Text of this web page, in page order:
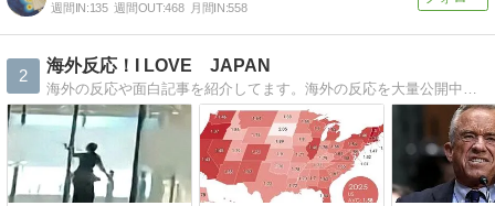
週間IN:135 週間OUT:468 月間IN:558
2
海外反応！I LOVE JAPAN
海外の反応や面白記事を紹介してます。海外の反応を大量公開中！神風特攻隊の反応〜アニメや面白動画の反応まで盛り沢山！